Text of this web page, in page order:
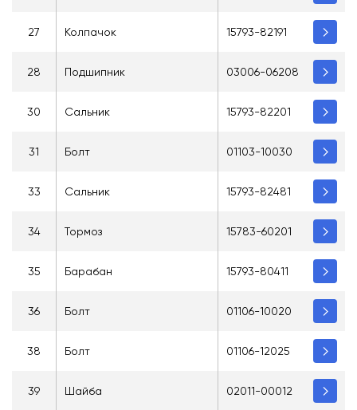
27 Колпачок 15793-82191
28 Подшипник 03006-06208
30 Сальник 15793-82201
31 Болт 01103-10030
33 Сальник 15793-82481
34 Тормоз 15783-60201
35 Барабан 15793-80411
36 Болт 01106-10020
38 Болт 01106-12025
39 Шайба 02011-00012